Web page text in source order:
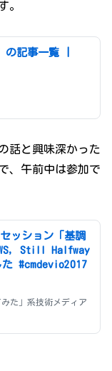
。
記事一覧 |
話と興味深かった
、午前中は参加で
ッション「基調
Still Halfway
#cmdevio2017
た」系技術メディア